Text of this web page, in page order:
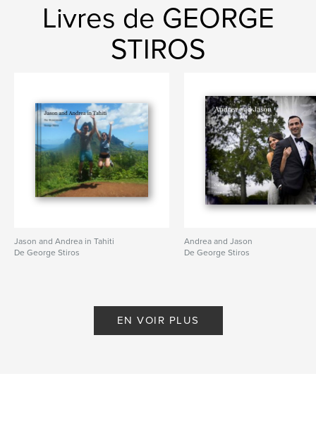
Livres de GEORGE
STIROS
Jason and Andrea in Tahiti
De George Stiros
Andrea and Jason
De George Stiros
EN VOIR PLUS